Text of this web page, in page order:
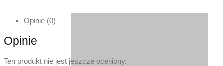
Opinie (0)
Opinie
Ten produkt nie jest jeszcze oceniony.